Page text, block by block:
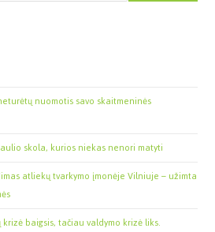
nuomotis savo skaitmeninės
skola, kurios niekas nenori matyti
atliekų tvarkymo įmonėje Vilniuje – užimta
baigsis, tačiau valdymo krizė liks.